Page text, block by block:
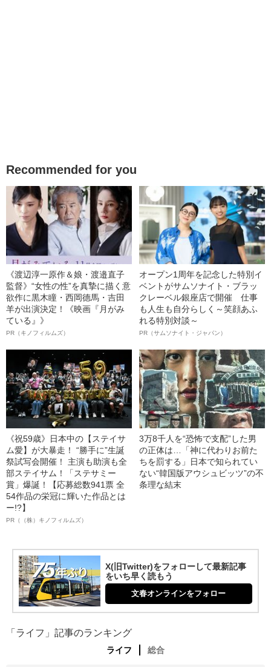
Recommended for you
《渡辺淳一原作＆娘・渡邉直子
監督》“女性の性”を真摯に描く意
欲作に黒木瞳・西岡德馬・吉田
羊が出演決定！《映画『月がみ
ている』》
PR（キノフィルムズ）
オープン1周年を記念した特別イ
ベントがサムソナイト・ブラッ
クレーベル銀座店で開催 仕事
も人生も自分らしく～笑顔あふ
れる特別対談～
PR（サムソナイト・ジャパン）
《祝59歳》日本中の【ステイサ
ム愛】が大暴走！ “勝手に”生誕
祭試写会開催！ 主演も助演も全
部ステイサム！「ステサミー
賞」爆誕！【応募総数941票 全
54作品の栄冠に輝いた作品とは
ー!?】
PR（（株）キノフィルムズ）
3万8千人を“恐怖で支配”した男
の正体は…「神に代わりお前た
ちを罰する」日本で知られてい
ない“韓国版アウシュビッツ”の不
条理な結末
X(旧Twitter)をフォローして最新記事
をいち早く読もう
文春オンラインをフォロー
「ライフ」記事のランキング
ライフ 総合